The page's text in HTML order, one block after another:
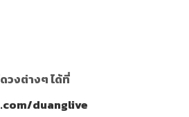
วงต่างๆ ได้ที่
duanglive